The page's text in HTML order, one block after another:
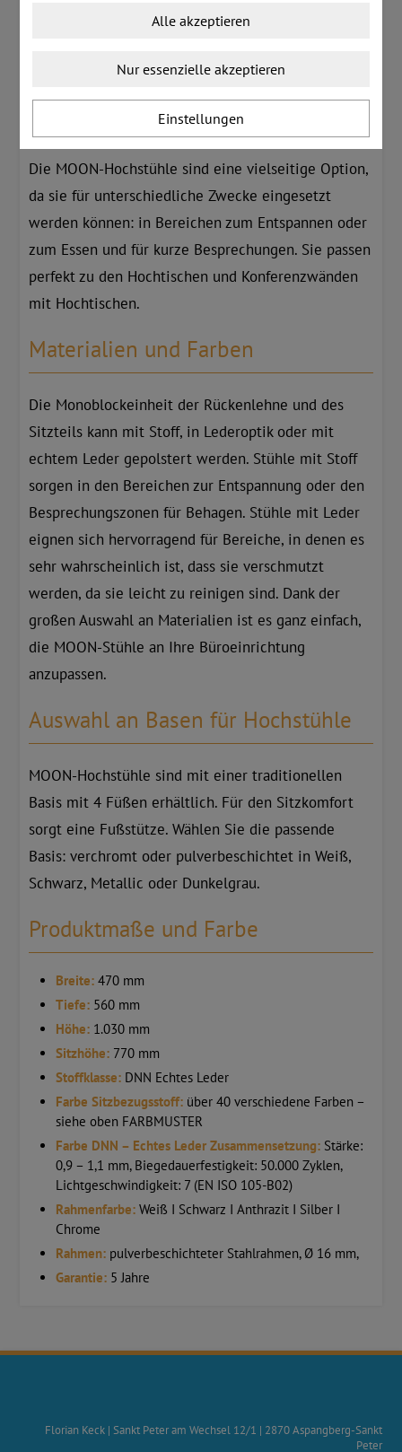
Einrichtung werden, wenn man sich für hellere
Vielseitige Stühle zum Entspannen
und für Besprechungen
Die MOON-Hochstühle sind eine vielseitige Option,
da sie für unterschiedliche Zwecke eingesetzt
werden können: in Bereichen zum Entspannen oder
zum Essen und für kurze Besprechungen. Sie passen
perfekt zu den Hochtischen und Konferenzwänden
mit Hochtischen.
Materialien und Farben
Die Monoblockeinheit der Rückenlehne und des
Sitzteils kann mit Stoff, in Lederoptik oder mit
echtem Leder gepolstert werden. Stühle mit Stoff
sorgen in den Bereichen zur Entspannung oder den
Besprechungszonen für Behagen. Stühle mit Leder
eignen sich hervorragend für Bereiche, in denen es
sehr wahrscheinlich ist, dass sie verschmutzt
werden, da sie leicht zu reinigen sind. Dank der
großen Auswahl an Materialien ist es ganz einfach,
die MOON-Stühle an Ihre Büroeinrichtung
anzupassen.
Auswahl an Basen für Hochstühle
MOON-Hochstühle sind mit einer traditionellen
Basis mit 4 Füßen erhältlich. Für den Sitzkomfort
sorgt eine Fußstütze. Wählen Sie die passende
Basis: verchromt oder pulverbeschichtet in Weiß,
Schwarz, Metallic oder Dunkelgrau.
Produktmaße und Farbe
Breite: 470 mm
Tiefe: 560 mm
Höhe: 1.030 mm
Sitzhöhe: 770 mm
Stoffklasse: DNN Echtes Leder
Farbe Sitzbezugsstoff: über 40 verschiedene Farben –
siehe oben FARBMUSTER
Farbe DNN – Echtes Leder Zusammensetzung: Stärke:
0,9 – 1,1 mm, Biegedauerfestigkeit: 50.000 Zyklen,
Lichtgeschwindigkeit: 7 (EN ISO 105-B02)
Rahmenfarbe: Weiß I Schwarz I Anthrazit I Silber I
Chrome
Rahmen: pulverbeschichteter Stahlrahmen, Ø 16 mm,
Garantie: 5 Jahre
Florian Keck| Sankt Peter am Wechsel 12/1 | 2870 Aspangberg-Sankt
Peter
Alle akzeptieren
Nur essenzielle akzeptieren
Einstellungen